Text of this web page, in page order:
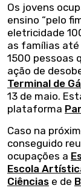
Os jovens
ensino “pelo
eletricidade
as famílias até
1500 pessoas
ação de
Terminal de
13 de maio.
plataforma
Caso na
conseguido
ocupações a
Escola
Ciências e de